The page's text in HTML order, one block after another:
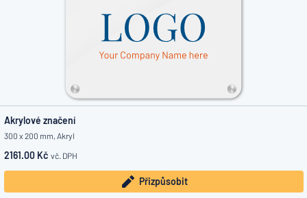
Akrylové značení
300 x 200 mm, Akryl
2161.00 Kč vč. DPH
Přizpůsobit